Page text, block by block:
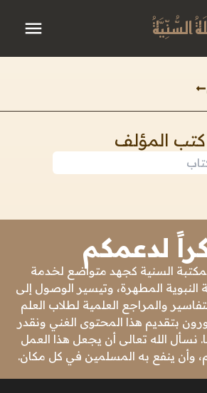
السُّنِّيَّةُ
كتب المؤلف
لدعمكم
السنية كجهد متواضع لخدمة
النبوية المطهرة، وتيسير الوصول إلى
والمراجع العلمية لطلاب العلم
بتقديم هذا المحتوى الغني ونقدر
نسأل الله تعالى أن يجعل هذا العمل
وأن ينفع به المسلمين في كل مكان.